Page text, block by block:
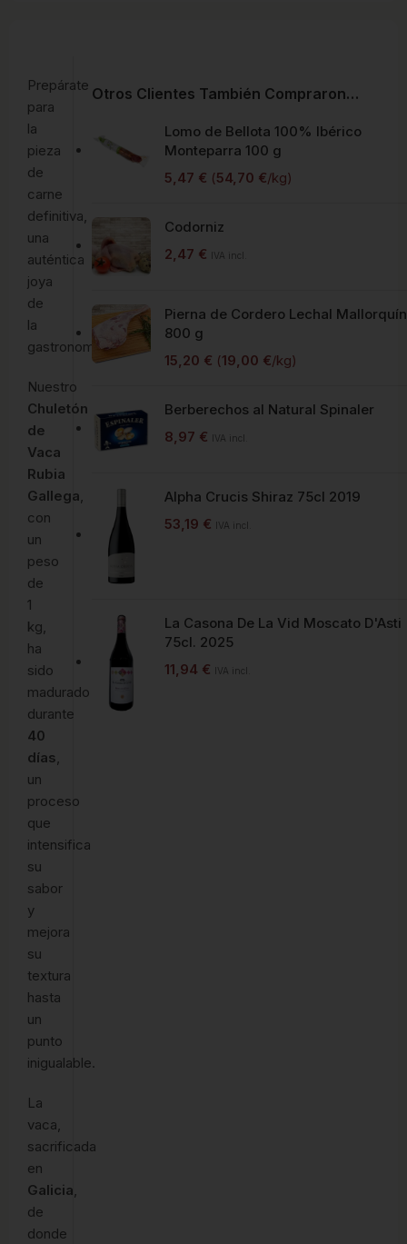
Prepárate
para
la
pieza
de
carne
definitiva,
una
auténtica
joya
de
la
gastronomía.
Nuestro
Chuletón
de
Vaca
Rubia
Gallega,
con
un
peso
de
1
kg,
ha
sido
madurado
durante
40
días,
un
proceso
que
intensifica
su
sabor
y
mejora
su
textura
hasta
un
punto
inigualable.
La
vaca,
sacrificada
en
Galicia,
de
donde
Otros Clientes También Compraron…
Lomo de Bellota 100% Ibérico
Monteparra 100 g
5,47 € (54,70 €/kg)
Codorniz
2,47 € IVA incl.
Pierna de Cordero Lechal Mallorquín
800 g
15,20 € (19,00 €/kg)
Berberechos al Natural Spinaler
8,97 € IVA incl.
Alpha Crucis Shiraz 75cl 2019
53,19 € IVA incl.
La Casona De La Vid Moscato D'Asti
75cl. 2025
11,94 € IVA incl.